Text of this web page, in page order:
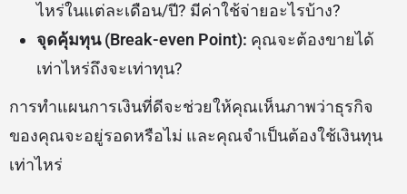
ไหร่ในแต่ละเดือน/ปี? มีค่าใช้จ่ายอะไรบ้าง?
จุดคุ้มทุน (Break-even Point): คุณจะต้องขายได้
เท่าไหร่ถึงจะเท่าทุน?
การทำแผนการเงินที่ดีจะช่วยให้คุณเห็นภาพว่าธุรกิจ
ของคุณจะอยู่รอดหรือไม่ และคุณจำเป็นต้องใช้เงินทุน
เท่าไหร่